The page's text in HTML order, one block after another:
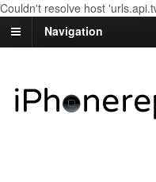
Couldn't resolve host
Navigation